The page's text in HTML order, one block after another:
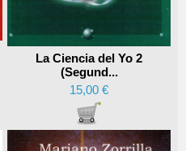
La Ciencia del Yo 2
(Segund...
15,00 €